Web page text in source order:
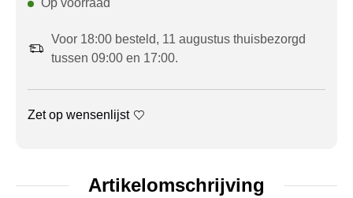
Op voorraad
Voor 18:00 besteld, 11 augustus thuisbezorgd
tussen 09:00 en 17:00.
Zet op wensenlijst
Artikelomschrijving